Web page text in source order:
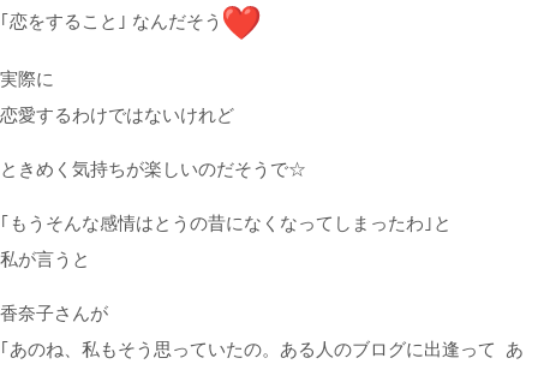
｢恋をすること｣ なんだそう
実際に
恋愛するわけではないけれど
ときめく気持ちが楽しいのだそうで☆
｢もうそんな感情はとうの昔になくなってしまったわ｣と
私が言うと
香奈子さんが
｢あのね、私もそう思っていたの。ある人のブログに出逢って あ